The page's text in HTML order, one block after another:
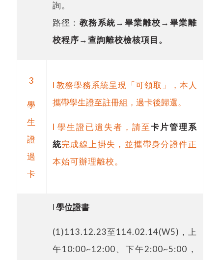
詢。
路徑： 教務系統→ 畢業離校→ 畢業離
校程序→查詢離校檢核項目。
3
學
生
證
過
卡
l 教務學務系統呈現「可領取」，本人
攜帶學生證至註冊組，過卡後歸還。
l 學生證已遺失者，請至卡片管理系
統完成線上掛失，並攜帶身分證件正
本始可辦理離校。
l學位證書
(1)113.12.23至114.02.14(W5) ，上
午10:00~12:00、下午2:00~5:00 ，